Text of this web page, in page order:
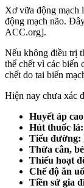
Xơ vữa động mạch
động mạch não.
ACC.org].
Nếu không điều trị
thể chết vì các biến
chết do tai biến
Hiện nay chưa xác
Huyết áp
Hút thuốc lá:
Tiểu đường:
Thừa cân,
Thiếu hoạt
Chế độ ăn
Tiền sử gia